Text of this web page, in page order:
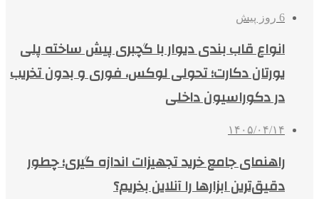
6 روز پیش
انواع قاب بندی دیوار با گچبری پیش ساخته پلی
یورتان دکارت؛ تحولی لوکس، فوری و بدون تخریب
در دکوراسیون داخلی
۱۴۰۵/۰۴/۱۴
راهنمای جامع خرید تجهیزات اندازه گیری؛ چطور
دقیق‌ترین ابزارها را آنلاین بخریم؟